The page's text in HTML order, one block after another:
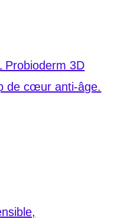
Probioderm 3D
de cœur anti-âge.